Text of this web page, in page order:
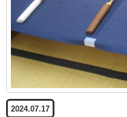
2024.07.17